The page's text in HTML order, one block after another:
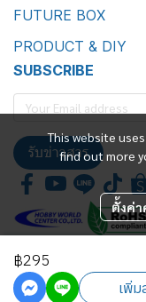
฿295
เพิ่ม
This website
find out more
ตั้งค่า
FUTURE BOX
PRODUCT & DIY
SUBSCRIBE
รับข่าวสาร